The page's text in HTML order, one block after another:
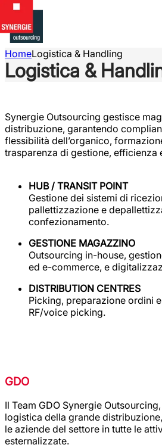
HomeLogistica & Handling
Logistica &
Synergie Outsourcing gestisce
distribuzione, garantendo
flessibilità dell’organico,
trasparenza di gestione, efficienza
HUB / TRANSIT POINT
Gestione dei sistemi di
pallettizzazione e
confezionamento.
GESTIONE MAGAZZINO
Outsourcing in-house,
ed e-commerce, e
DISTRIBUTION CENTRES
Picking, preparazione ordini
RF/voice picking.
GDO
Il Team GDO Synergie
logistica della grande
le aziende del settore in tutte le
esternalizzate.